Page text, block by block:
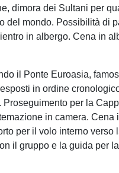
dimora dei Sultani per
del mondo. Possibilità di
in albergo. Cena in
il Ponte Euroasia,
in ordine
per la
in camera. Cena
per il volo interno
il gruppo e la guida per